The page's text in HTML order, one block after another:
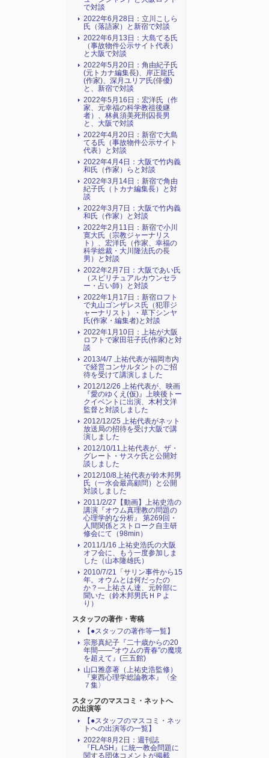
で対談
2022年6月28日：立川こしら
氏（落語家）と新宿で対談
2022年6月13日：大島てる氏
（事故物件公示サイト代表）
と大阪で対談
2022年5月20日：角由紀子氏
(元トカナ編集長)、岸正龍氏
(作家)、深月ユリア氏(俳優)
と、新宿で対談
2022年5月16日：宏洋氏（作
家、元幸福の科学教祖後継
者）、林眞須美死刑囚長男
と、大阪で対談
2022年4月20日：新宿で大島
てる氏（事故物件公示サイト
代表）と対談
2022年4月4日：大阪で竹内義
和氏（作家）らと対談
2022年3月14日：新宿で角由
紀子氏（トカナ編集長）と対
談
2022年3月7日：大阪で竹内義
和氏（作家）と対談
2022年2月11日：新宿で小川
寛大氏（宗教ジャーナリス
ト）、宏洋氏（作家、幸福の
科学総裁・大川隆法氏の長
男）と対談
2022年2月7日：大阪であい氏
（スピリチュアルカウンセラ
ー・占い師）と対談
2022年1月17日：新宿ロフト
で丸山ゴンザレス氏（犯罪ジ
ャーナリスト）・草下シンヤ
氏(作家・編集者)と対談
2022年1月10日：上祐が大阪
ロフトで家田荘子氏(作家)と対
談
2013/4/7 上祐代表が福岡市内
で経営コンサルタントのご招
待を受けて講演しました
2012/12/26 上祐代表が、映画
『愛のゆくえ(仮)』上映後トー
クイベントに出演、木村文洋
監督と対談しました
2012/12/25 上祐代表がネット
放送局の招待を受け大阪で講
演しました
2012/10/11上祐代表が、ザ・
グレート・サスケ氏と公開対
談しました
2012/10/8上祐代表が鈴木邦男
氏（一水会最高顧問）と公開
対談しました
2011/2/27【動画】上祐史浩の
講演『オウム真理教の問題の
心理学的な分析』 第269回・
人間関係とストローク自主研
修会にて（98min）
2011/1/16 上祐史浩氏の大阪
オフ会に、もう一度参加しま
した（山本隆雄氏）
2010/7/21「サリン事件から15
年。オウムとは何だったの
か？―上祐さん達、元幹部に
聞いた（鈴木邦男氏ＨＰよ
り）
スタッフの著作・寄稿
【●スタッフの著作等一覧】
宗形真紀子『二十歳からの20
年間――"オウムの青春"の魔境
を超えて』(三五館)
山口雅彦著（上祐史浩監修）
『東西心理学総論教本』〈全
７集〉
スタッフのマスコミ・ネットへ
の出演等
【●スタッフのマスコミ・ネッ
トへの出演等の一覧】
2022年8月2日：週刊誌
『FLASH』に統一教会問題に
関する団体コメントが掲載